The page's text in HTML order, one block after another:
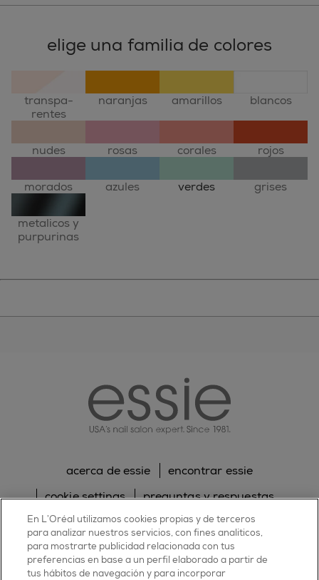
elige una familia de colores
transpa-
rentes
naranjas amarillos blancos
nudes rosas corales rojos
morados azules verdes grises
metalicos y
purpurinas
acerca de essie
encontrar essie
cookie settings
preguntas y respuestas
sitemap
contacta con nosotros
política de cookies
política de privacidad
facebooktwitterpinterestyoutube
En L’Oréal utilizamos cookies propias y de terceros
para analizar nuestros servicios, con fines analíticos,
para mostrarte publicidad relacionada con tus
preferencias en base a un perfil elaborado a partir de
tus hábitos de navegación y para incorporar